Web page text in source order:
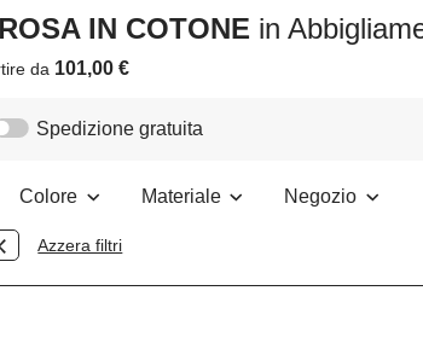
IN COTONE in
da 101,00 €
Spedizione gratuita
Colore Materiale Negozio
Azzera filtri